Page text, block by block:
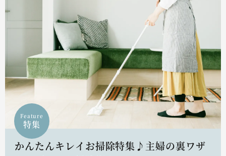
Feature
特集
かんたんキレイお掃除特集♪主婦の裏ワザ